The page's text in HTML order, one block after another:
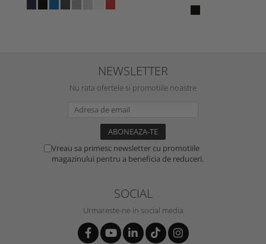
NEWSLETTER
Nu rata ofertele si promotiile noastre
Vreau sa primesc newsletter cu promotiile
magazinului pentru a beneficia de reduceri.
SOCIAL
Urmareste-ne in social media